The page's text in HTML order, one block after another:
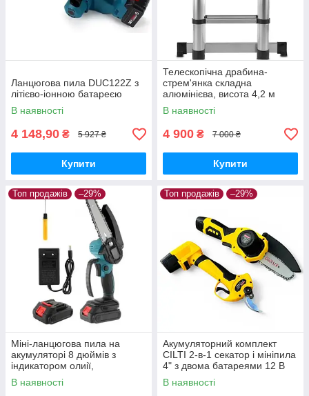
Ланцюгова пила DUC122Z з
літієво-іонною батареєю
В наявності
4 148,90 ₴ 5 927 ₴
Купити
Телескопічна драбина-
стрем'янка складна
алюмінієва, висота 4,2 м
В наявності
4 900 ₴ 7 000 ₴
Купити
Топ продажів –29%
Міні-ланцюгова пила на
акумуляторі 8 дюймів з
індикатором олиії,
комплектується двома
батареями
В наявності
Топ продажів –29%
Акумуляторний комплект
CILTI 2-в-1 секатор і мініпила
4" з двома батареями 12 В
В наявності